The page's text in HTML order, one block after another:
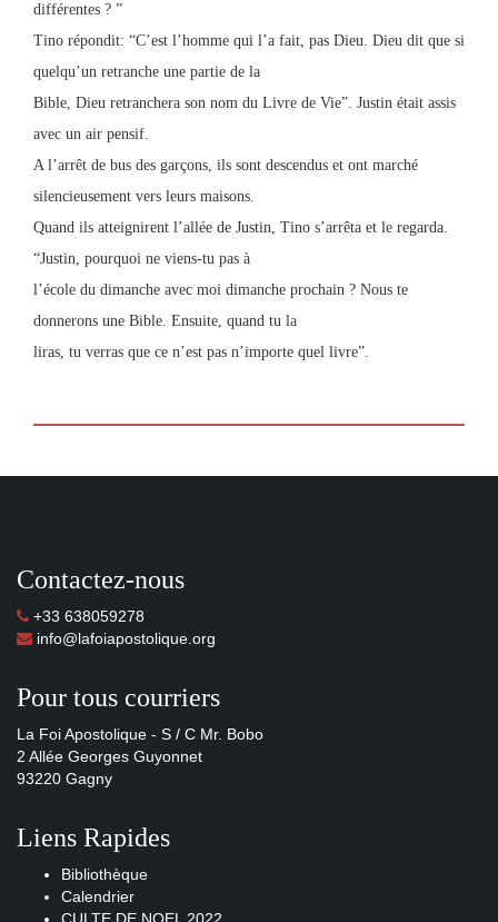
différentes ? ”
Tino répondit: “C’est l’homme qui l’a fait, pas Dieu. Dieu dit que si
quelqu’un retranche une partie de la
Bible, Dieu retranchera son nom du Livre de Vie”. Justin était assis
avec un air pensif.
A l’arrêt de bus des garçons, ils sont descendus et ont marché
silencieusement vers leurs maisons.
Quand ils atteignirent l’allée de Justin, Tino s’arrêta et le regarda.
“Justin, pourquoi ne viens-tu pas à
l’école du dimanche avec moi dimanche prochain ? Nous te
donnerons une Bible. Ensuite, quand tu la
liras, tu verras que ce n’est pas n’importe quel livre”.
Contactez-nous
+33 638059278
info@lafoiapostolique.org
Pour tous courriers
La Foi Apostolique - S / C Mr. Bobo
2 Allée Georges Guyonnet
93220 Gagny
Liens Rapides
Bibliothèque
Calendrier